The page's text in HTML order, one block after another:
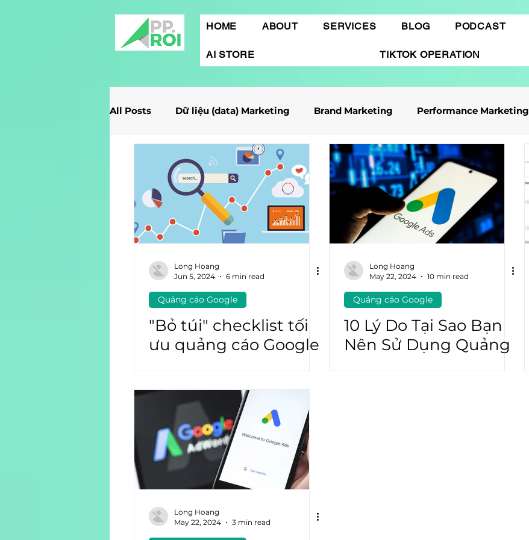
HOME ABOUT SERVICES BLOG PODCAST
AI STORE TIKTOK OPERATION
All Posts Dữ liệu (data) Marketing Brand Marketing​ Performance Marketing
Giải Case Marketing Mobile App Marketing Affiliate Marketing
Gamification Marketing Business Knowledge Digital marketing
Quảng cáo Facebook Marketing Automation
Long Hoang
Jun 5, 2024
6 min read
Quảng cáo Google
"Bỏ túi" checklist tối
ưu quảng cáo Google
Long Hoang
May 22, 2024
10 min read
Quảng cáo Google
10 Lý Do Tại Sao Bạn
Nên Sử Dụng Quảng
Long Hoang
May 22, 2024
3 min read